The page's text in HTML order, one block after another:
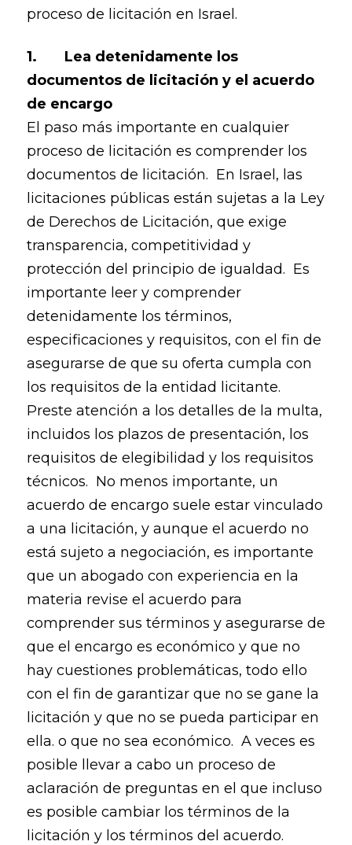
proceso de licitación en Israel.
1. Lea detenidamente los
documentos de licitación y el acuerdo
de encargo
El paso más importante en cualquier
proceso de licitación es comprender los
documentos de licitación. En Israel, las
licitaciones públicas están sujetas a la Ley
de Derechos de Licitación, que exige
transparencia, competitividad y
protección del principio de igualdad. Es
importante leer y comprender
detenidamente los términos,
especificaciones y requisitos, con el fin de
asegurarse de que su oferta cumpla con
los requisitos de la entidad licitante.
Preste atención a los detalles de la multa,
incluidos los plazos de presentación, los
requisitos de elegibilidad y los requisitos
técnicos. No menos importante, un
acuerdo de encargo suele estar vinculado
a una licitación, y aunque el acuerdo no
está sujeto a negociación, es importante
que un abogado con experiencia en la
materia revise el acuerdo para
comprender sus términos y asegurarse de
que el encargo es económico y que no
hay cuestiones problemáticas, todo ello
con el fin de garantizar que no se gane la
licitación y que no se pueda participar en
ella. o que no sea económico. A veces es
posible llevar a cabo un proceso de
aclaración de preguntas en el que incluso
es posible cambiar los términos de la
licitación y los términos del acuerdo.